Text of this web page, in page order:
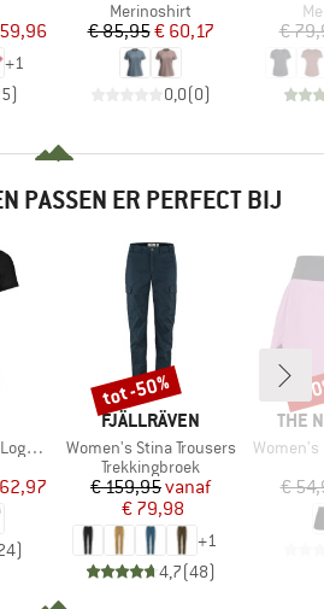
prijs
+1
5)
Productgroep
Merinoshirt
Prijs
€ 85,95Verlaagde prijs
€ 60,17
0,0(0)
€
PASSEN ER PERFECT BIJ
prijs
)
MERK
FJÄLLRÄVEN
Artikel
Women's Stina Trousers
Productgroep
Trekkingbroek
Prijs
€ 159,95Verlaagde prijs
vanaf
€ 79,98
+1
4,7(48)
Korting
tot -50%
MERK
THE
Artikel
Women's
€
-